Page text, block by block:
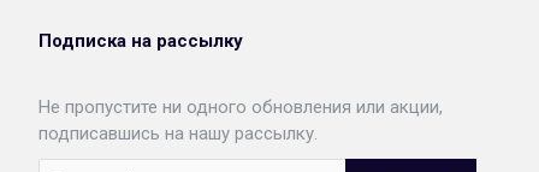
Подписка на рассылку
Не пропустите ни одного обновления или акции,
подписавшись на нашу рассылку.